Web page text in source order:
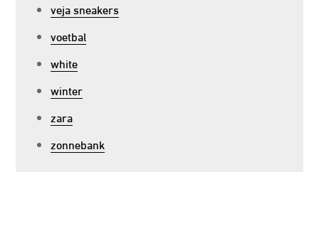
veja sneakers
voetbal
white
winter
zara
zonnebank